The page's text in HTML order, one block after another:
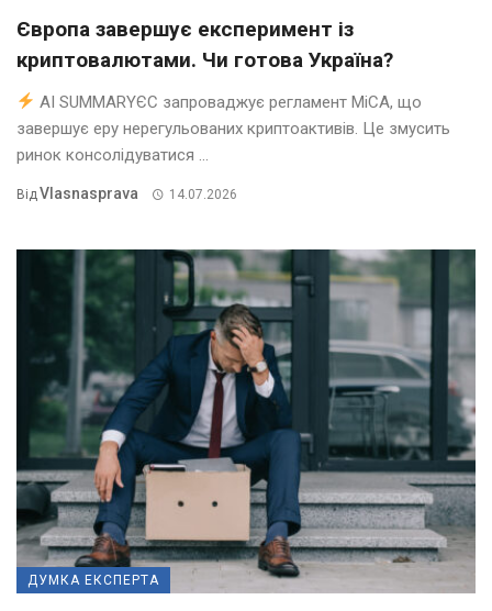
Європа завершує експеримент із
криптовалютами. Чи готова Україна?
AI SUMMARYЄС запроваджує регламент MiCA, що
завершує еру нерегульованих криптоактивів. Це змусить
ринок консолідуватися ...
ВідVlasnasprava 14.07.2026
ДУМКА ЕКСПЕРТА